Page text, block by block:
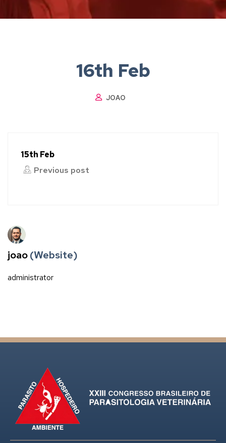
16th Feb
JOAO
15th Feb
Previous post
joao(Website)
administrator